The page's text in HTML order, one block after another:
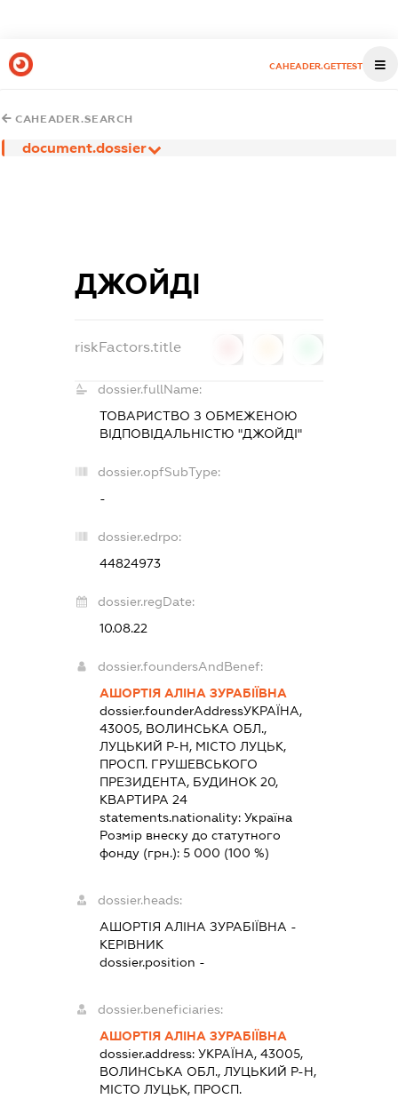
CAHEADER.GETTEST
CAHEADER.SEARCH
document.dossier
ДЖОЙДІ
riskFactors.title
dossier.fullName:
ТОВАРИСТВО З ОБМЕЖЕНОЮ
ВІДПОВІДАЛЬНІСТЮ "ДЖОЙДІ"
dossier.opfSubType:
-
dossier.edrpo:
44824973
dossier.regDate:
10.08.22
dossier.foundersAndBenef:
АШОРТІЯ АЛІНА ЗУРАБІЇВНА
dossier.founderAddressУКРАЇНА,
43005, ВОЛИНСЬКА ОБЛ.,
ЛУЦЬКИЙ Р-Н, МІСТО ЛУЦЬК,
ПРОСП. ГРУШЕВСЬКОГО
ПРЕЗИДЕНТА, БУДИНОК 20,
КВАРТИРА 24
statements.nationality:Україна
Розмір внеску до статутного
фонду (грн.):5 000 (100 %)
dossier.heads:
АШОРТІЯ АЛІНА ЗУРАБІЇВНА -
КЕРІВНИК
dossier.position -
dossier.beneficiaries:
АШОРТІЯ АЛІНА ЗУРАБІЇВНА
dossier.address:УКРАЇНА, 43005,
ВОЛИНСЬКА ОБЛ., ЛУЦЬКИЙ Р-Н,
МІСТО ЛУЦЬК, ПРОСП.